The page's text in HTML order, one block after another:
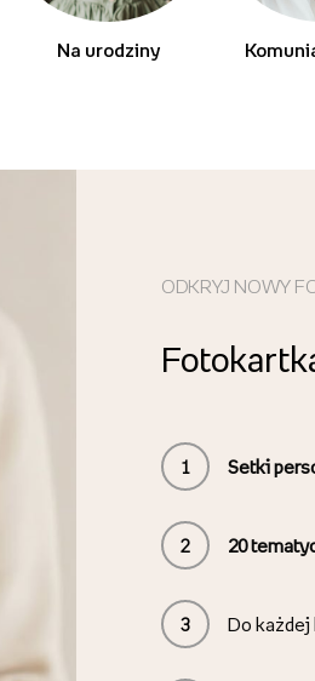
Na urodziny
ODKRYJ NOWY
1 Setki
2 20
3 Do każdej